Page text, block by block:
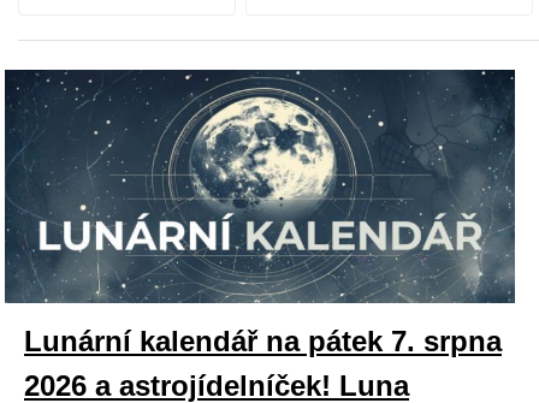
Lunární kalendář na pátek 7. srpna
2026 a astrojídelníček! Luna